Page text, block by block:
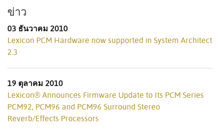
ข่าว
03 ธันวาคม 2010
Lexicon PCM Hardware now supported in System Architect
2.3
19 ตุลาคม 2010
Lexicon® Announces Firmware Update to Its PCM Series
PCM92, PCM96 and PCM96 Surround Stereo
Reverb/Effects Processors